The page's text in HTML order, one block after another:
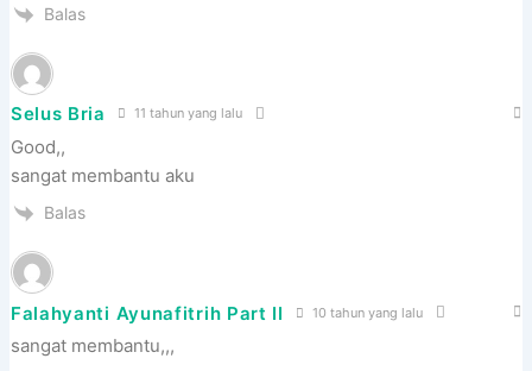
Balas
Selus Bria 11 tahun yang lalu
Good,,
sangat membantu aku
Balas
Falahyanti Ayunafitrih Part II 10 tahun yang lalu
sangat membantu,,,